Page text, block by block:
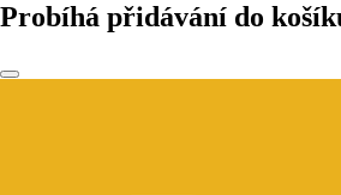
Probíhá přidávání do